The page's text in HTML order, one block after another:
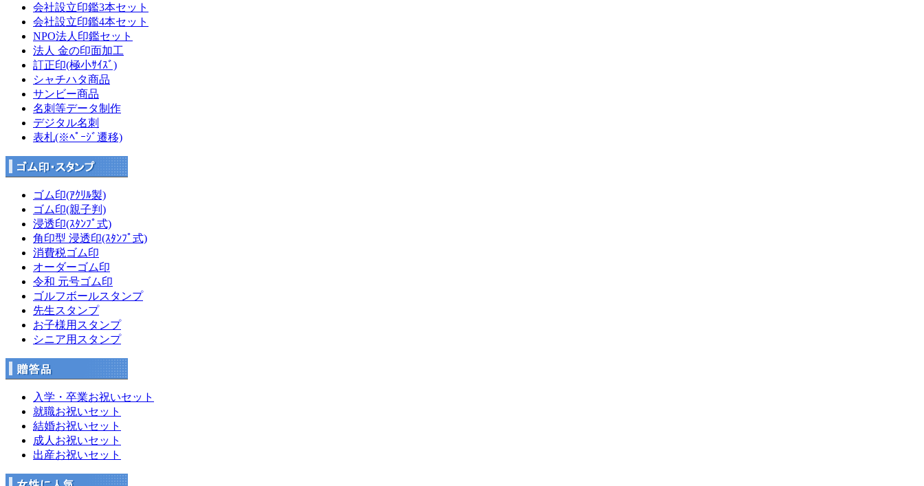
会社設立印鑑3本セット
会社設立印鑑4本セット
NPO法人印鑑セット
法人 金の印面加工
訂正印(極小ｻｲｽﾞ)
シャチハタ商品
サンビー商品
名刺等データ制作
デジタル名刺
表札(※ﾍﾟｰｼﾞ遷移)
ゴム印(ｱｸﾘﾙ製)
ゴム印(親子判)
浸透印(ｽﾀﾝﾌﾟ式)
角印型 浸透印(ｽﾀﾝﾌﾟ式)
消費税ゴム印
オーダーゴム印
令和 元号ゴム印
ゴルフボールスタンプ
先生スタンプ
お子様用スタンプ
シニア用スタンプ
入学・卒業お祝いセット
就職お祝いセット
結婚お祝いセット
成人お祝いセット
出産お祝いセット